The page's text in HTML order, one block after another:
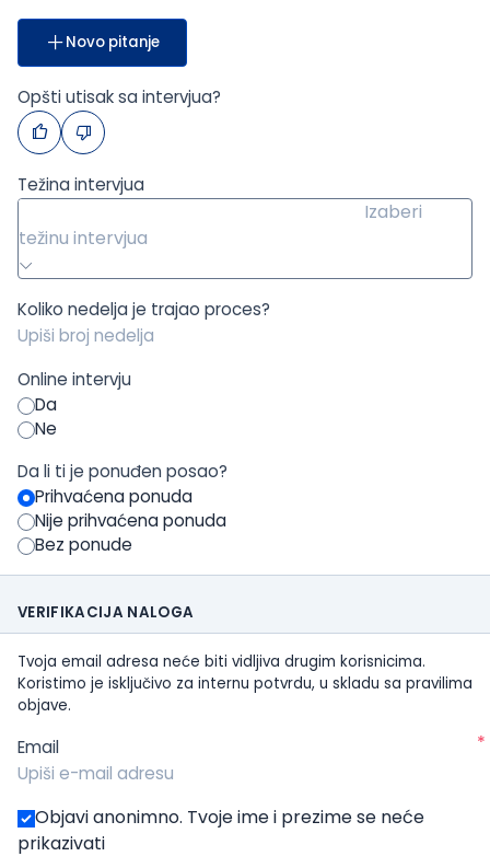
Novo pitanje
Opšti utisak sa intervjua?
Težina intervjua
Izaberi
težinu intervjua
Koliko nedelja je trajao proces?
Online intervju
Da
Ne
Da li ti je ponuđen posao?
Prihvaćena ponuda
Nije prihvaćena ponuda
Bez ponude
VERIFIKACIJA NALOGA
Tvoja email adresa neće biti vidljiva drugim korisnicima.
Koristimo je isključivo za internu potvrdu, u skladu sa pravilima
objave.
Email *
Objavi anonimno. Tvoje ime i prezime se neće
prikazivati